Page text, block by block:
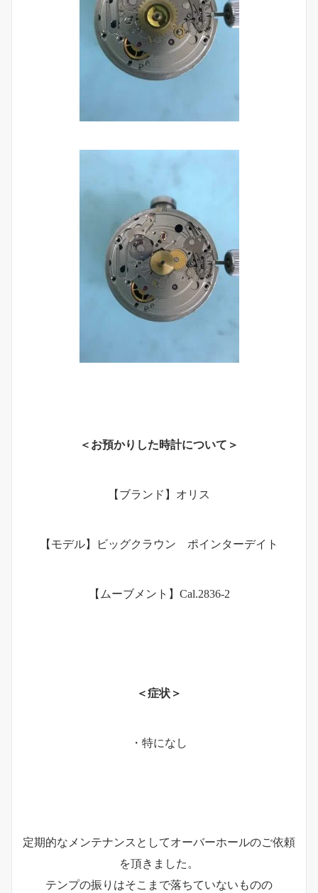
＜お預かりした時計について＞
【ブランド】オリス
【モデル】ビッグクラウン ポインターデイト
【ムーブメント】Cal.2836-2
＜症状＞
・特になし
定期的なメンテナンスとしてオーバーホールのご依頼
を頂きました。
テンプの振りはそこまで落ちていないものの